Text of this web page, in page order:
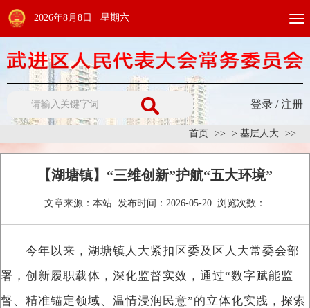
2026年8月8日 星期六
登录 /注册
首页 > 基层人大
【湖塘镇】“三维创新”护航“五大环境”
文章来源： 本站 发布时间： 2026-05-20 浏览次数：
今年以来，湖塘镇人大紧扣区委及区人大常委会部
署，创新履职载体，深化监督实效，通过“数字赋能监
督、精准锚定领域、温情浸润民意”的立体化实践，探索